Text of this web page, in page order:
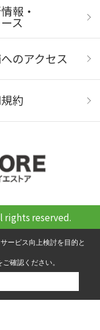
報・
ス
のアクセス
約
rights reserved.
ービス向上検討を目的と
ご確認ください。